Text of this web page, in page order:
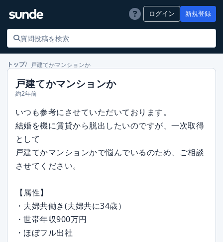
ログイン 新規登録
トップ 戸建てかマンションか
戸建てかマンションか
約2年前
いつも参考にさせていただいております。
結婚を機に賃貸から脱出したいのですが、一次取得
として
戸建てかマンションかで悩んでいるのため、ご相談
させてください。
【属性】
・夫婦共働き(夫婦共に34歳）
・世帯年収900万円
・ほぼフル出社